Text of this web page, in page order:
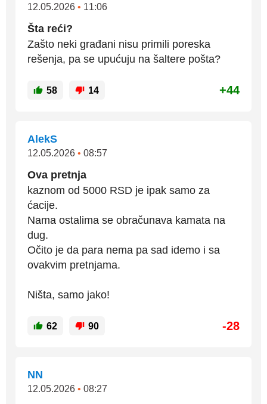
12.05.2026 • 11:06
Šta reći?
Zašto neki građani nisu primili poreska
rešenja, pa se upućuju na šaltere pošta?
58 14 +44
AlekS
12.05.2026 • 08:57
Ova pretnja
kaznom od 5000 RSD je ipak samo za
ćacije.
Nama ostalima se obračunava kamata na
dug.
Očito je da para nema pa sad idemo i sa
ovakvim pretnjama.
Ništa, samo jako!
62 90 -28
NN
12.05.2026 • 08:27